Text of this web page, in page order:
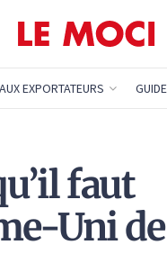
EXPORTATEURS
faut
Uni de